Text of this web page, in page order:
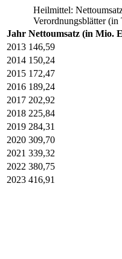
Heilmittel:
Verordnungsblätter (in
Jahr Nettoumsatz (in Mio.
2013 146,59
2014 150,24
2015 172,47
2016 189,24
2017 202,92
2018 225,84
2019 284,31
2020 309,70
2021 339,32
2022 380,75
2023 416,91